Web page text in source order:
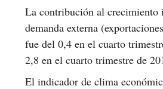
La contribución al crecimiento
demanda externa
fue del 0,4 en el cuarto
2,8 en el cuarto trimestre de
El indicador de clima